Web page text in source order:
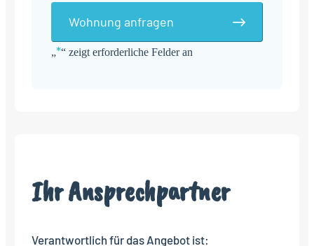
„*“ zeigt erforderliche Felder an
Wohnung anfragen
Ihr Ansprechpartner
Verantwortlich für das Angebot ist: